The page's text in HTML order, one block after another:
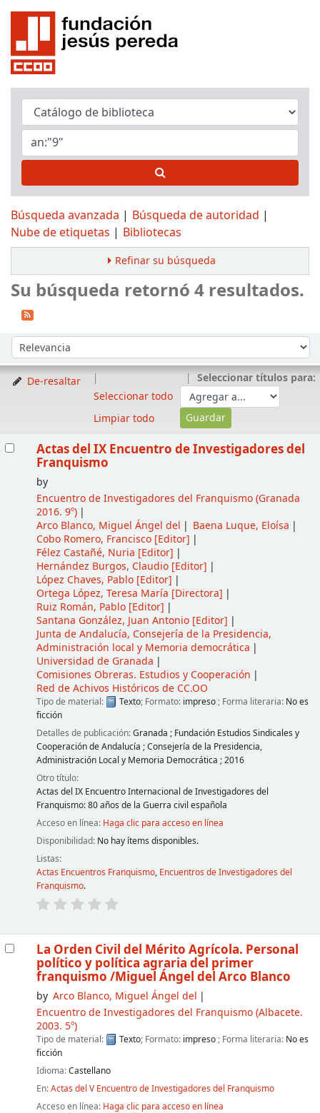
Búsqueda avanzada
Búsqueda de autoridad
Nube de etiquetas
Bibliotecas
Refinar su búsqueda
Su búsqueda retornó 4 resultados.
Ordenar por:
De-resaltar
Seleccionar todo
Limpiar todo
Seleccionar títulos para:
Actas del IX Encuentro de Investigadores del
Franquismo
by
Encuentro de Investigadores del Franquismo(Granada
2016. 9º)
Arco Blanco, Miguel Ángel del
Baena Luque, Eloísa
Cobo Romero, Francisco[Editor]
Félez Castañé, Nuria [Editor]
Hernández Burgos, Claudio[Editor]
López Chaves, Pablo[Editor]
Ortega López, Teresa María [Directora]
Ruiz Román, Pablo[Editor]
Santana González, Juan Antonio[Editor]
Junta de Andalucía, Consejería de la Presidencia,
Administración local y Memoria democrática
Universidad de Granada
Comisiones Obreras. Estudios y Cooperación
Red de Achivos Históricos de CC.OO
Tipo de material: Texto; Formato: impreso ; Forma literaria: No es
ficción
Detalles de publicación:Granada ; Fundación Estudios Sindicales y
Cooperación de Andalucía ;Consejería de la Presidencia,
Administración Local y Memoria Democrática ;2016
Otro título:
Actas del IX Encuentro Internacional de Investigadores del
Franquismo: 80 años de la Guerra civil española
Acceso en línea: Haga clic para acceso en línea
Disponibilidad: No hay ítems disponibles.
Listas:
Actas Encuentros Franquismo, Encuentros de Investigadores del
Franquismo.
La Orden Civil del Mérito Agrícola. Personal
político y política agraria del primer
franquismo /Miguel Ángel del Arco Blanco
by Arco Blanco, Miguel Ángel del
Encuentro de Investigadores del Franquismo(Albacete.
2003. 5º)
Tipo de material: Texto; Formato: impreso ; Forma literaria: No es
ficción
Idioma:Castellano
En:Actas del V Encuentro de Investigadores del Franquismo
Acceso en línea: Haga clic para acceso en línea